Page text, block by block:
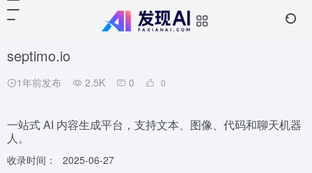
septimo.io
1年前发布 2.5K 0 0
一站式 AI 内容生成平台，支持文本、图像、代码和聊天机器
人。
收录时间： 2025-06-27